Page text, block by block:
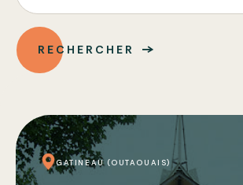
RECHERCHER
GATINEAU (OUTAOUAIS)